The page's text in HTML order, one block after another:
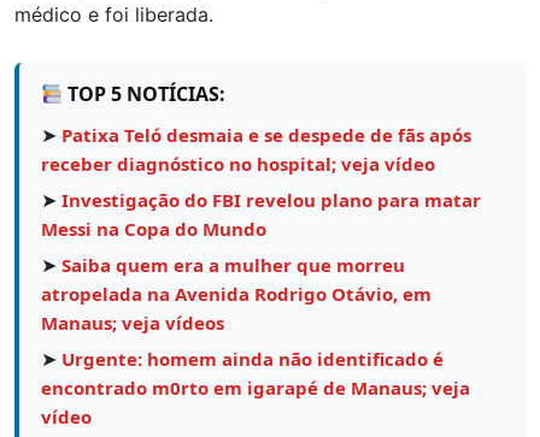
médico e foi liberada.
TOP 5 NOTÍCIAS:
➤ Patixa Teló desmaia e se despede de fãs após
receber diagnóstico no hospital; veja vídeo
➤ Investigação do FBI revelou plano para matar
Messi na Copa do Mundo
➤ Saiba quem era a mulher que morreu
atropelada na Avenida Rodrigo Otávio, em
Manaus; veja vídeos
➤ Urgente: homem ainda não identificado é
encontrado m0rto em igarapé de Manaus; veja
vídeo